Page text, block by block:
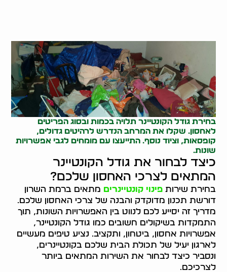
בחירת גודל הקונטיינר תלויה בכמות ובסוג הפריטים
לאחסון. שקלו את המרחב הנדרש לרהיטים גדולים,
קופסאות, וציוד נוסף. התייעצו עם מומחים לגבי אפשרויות
שונות.
כיצד לבחור את גודל הקונטיינר
המתאים לצרכי האחסון שלכם?
בחירת שירותפינוי קונטיינרים מתאים ברמת השרון
דורשת תכנון מדוקדק והבנה של צרכי האחסון שלכם.
מדריך זה יסייע לכם לנווט בין האפשרויות השונות, תוך
התמקדות בשיקולים חשובים כמו גודל הקונטיינר,
אפשרויות אחסון, ביטחון, ותקציב. נציע טיפים מעשיים
לארגון יעיל של תכולת הבית שלכם בקונטיינרים,
ונסביר כיצד לבחור את השירות המתאים ביותר
לצרכיכם.